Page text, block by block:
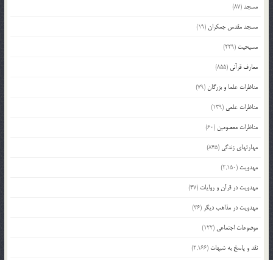
مسجد(87)
مسجد مقدس جمکران(19)
مسیحیت (229)
معارف قرآنی (855)
مناظرات علما و بزرگان(79)
مناظرات علمی (139)
مناظرات معصومین (60)
مهارتهای زندگی (845)
مهدویت (2,150)
مهدویت در قرآن و روایات (47)
مهدویت در مذاهب دیگر (36)
موضوعات اجتماعی (122)
نقد و پاسخ به شبهات (2,166)